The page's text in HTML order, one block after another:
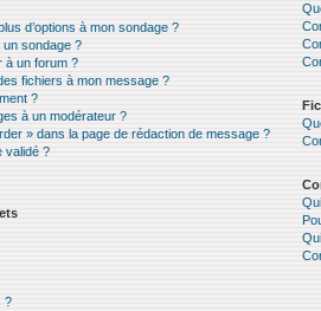
d’options à mon sondage ?
un sondage ?
à un forum ?
fichiers à mon message ?
?
à un modérateur ?
» dans la page de rédaction de message ?
validé ?
?